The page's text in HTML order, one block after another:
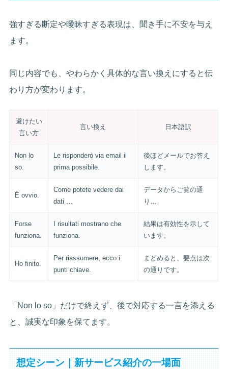
強すぎる断定や曖昧すぎる表現は、聞き手に不安を与え
ます。
同じ内容でも、やわらかく具体的な言い換えにすると伝
わり方が変わります。
避けたい
言い方
言い換え 日本語訳
Non lo
so.
Le risponderò via email il
prima possibile.
後ほどメールでお答え
します。
È ovvio.
Come potete vedere dai
dati …
データからご覧の通
り…
Forse
funziona.
I risultati mostrano che
funziona.
結果は有効性を示して
います。
Ho finito.
Per riassumere, ecco i
punti chiave.
まとめると、要点は次
の通りです。
「Non lo so」だけで終えず、後で対応する一言を添える
と、誠実な印象を保てます。
想定シーン｜新サービス紹介の一場面